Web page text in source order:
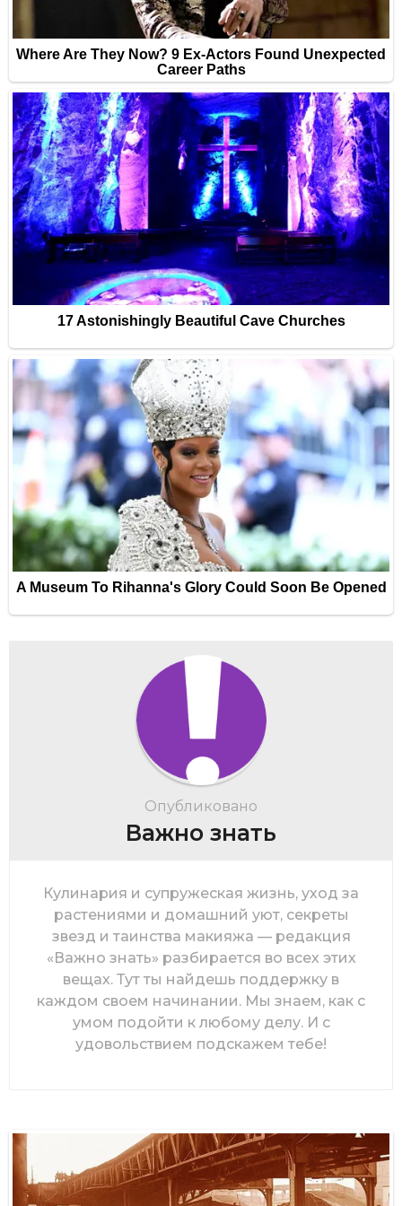
Опубликовано
Важно знать
Кулинария и супружеская жизнь, уход за
растениями и домашний уют, секреты
звезд и таинства макияжа — редакция
«Важно знать» разбирается во всех этих
вещах. Тут ты найдешь поддержку в
каждом своем начинании. Мы знаем, как с
умом подойти к любому делу. И с
удовольствием подскажем тебе!